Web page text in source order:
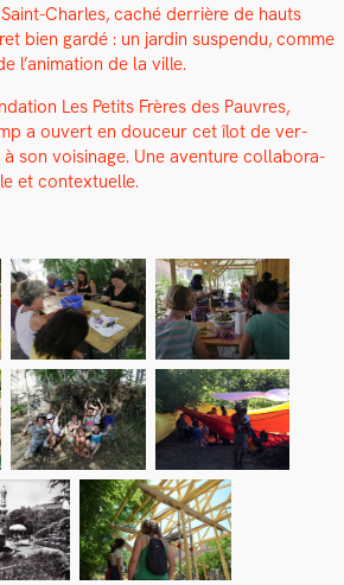
Charles, caché der­rière de hauts
bien gardé : un jardin sus­pendu, comme
l’an­i­ma­tion de la ville.
Les Petits Frères des Pau­vres,
a ouvert en douceur cet îlot de ver­
son voisi­nage. Une aven­ture col­lab­o­ra­
et con­textuelle.